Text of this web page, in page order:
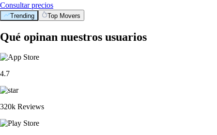
Consultar precios
Trending Top Movers
Qué opinan nuestros usuarios
4.7
320k Reviews